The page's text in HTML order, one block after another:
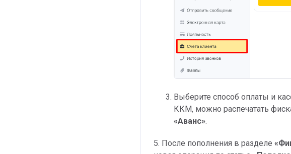
Выберите способ оплаты и
ККМ, можно распечатать
«Аванс».
5. После пополнения в разделе